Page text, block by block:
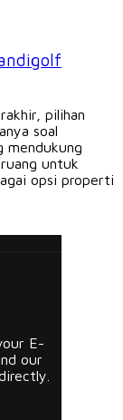
pilihan
soal
mendukung
untuk
opsi properti
E-
our